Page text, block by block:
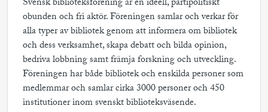
Svensk biblioteksförening är en ideell, partipolitiskt
obunden och fri aktör. Föreningen samlar och verkar för
alla typer av bibliotek genom att informera om bibliotek
och dess verksamhet, skapa debatt och bilda opinion,
bedriva lobbning samt främja forskning och utveckling.
Föreningen har både bibliotek och enskilda personer som
medlemmar och samlar cirka 3000 personer och 450
institutioner inom svenskt biblioteksväsende.